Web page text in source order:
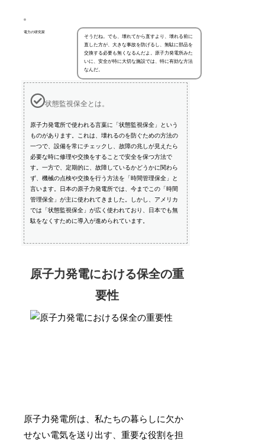
電力の研究家
そうだね。でも、壊れてから直すより、壊れる前に
直した方が、大きな事故を防げるし、無駄に部品を
交換する必要も無くなるんだよ。原子力発電所みた
いに、安全が特に大切な施設では、特に有効な方法
なんだ。
状態監視保全とは。
原子力発電所で使われる言葉に「状態監視保全」という
ものがあります。これは、壊れるのを防ぐための方法の
一つで、設備を常にチェックし、故障の兆しが見えたら
必要な時に修理や交換をすることで安全を保つ方法で
す。一方で、定期的に、故障しているかどうかに関わら
ず、機械の点検や交換を行う方法を「時間管理保全」と
言います。日本の原子力発電所では、今までこの「時間
管理保全」が主に使われてきました。しかし、アメリカ
では「状態監視保全」が広く使われており、日本でも無
駄をなくすために導入が進められています。
原子力発電における保全の重
要性
原子力発電所は、私たちの暮らしに欠か
せない電気を送り出す、重要な役割を担